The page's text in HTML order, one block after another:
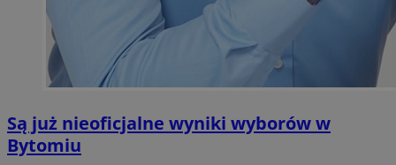
Są już nieoficjalne wyniki wyborów w
Bytomiu